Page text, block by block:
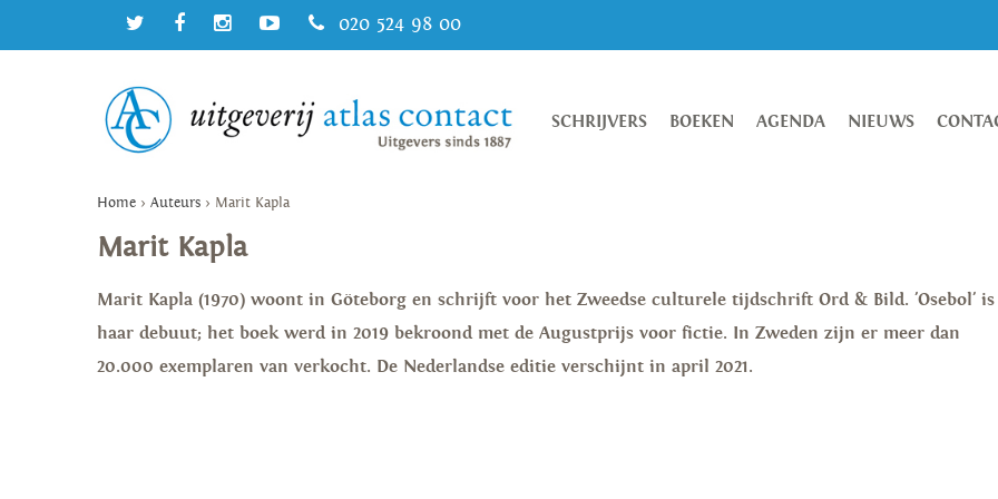
020 524 98 00
SCHRIJVERS BOEKEN AGENDA NIEUWS
Home > Auteurs > Marit Kapla
Marit Kapla
Marit Kapla (1970) woont in Göteborg en schrijft voor het Zweedse culturele tijdschrift Ord & Bild. 'Osebol' is
haar debuut; het boek werd in 2019 bekroond met de Augustprijs voor fictie. In Zweden zijn er meer dan
20.000 exemplaren van verkocht. De Nederlandse editie verschijnt in april 2021.